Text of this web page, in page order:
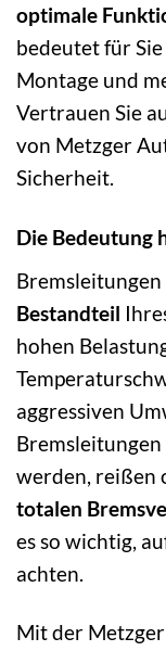
optimale
bedeutet für
Montage und
Vertrauen Sie
von Metzger
Sicherheit.
Die Bedeutung
Bremsleitungen
Bestandteil
hohen
aggressiven
werden, reißen
totalen
es so wichtig,
achten.
Mit der